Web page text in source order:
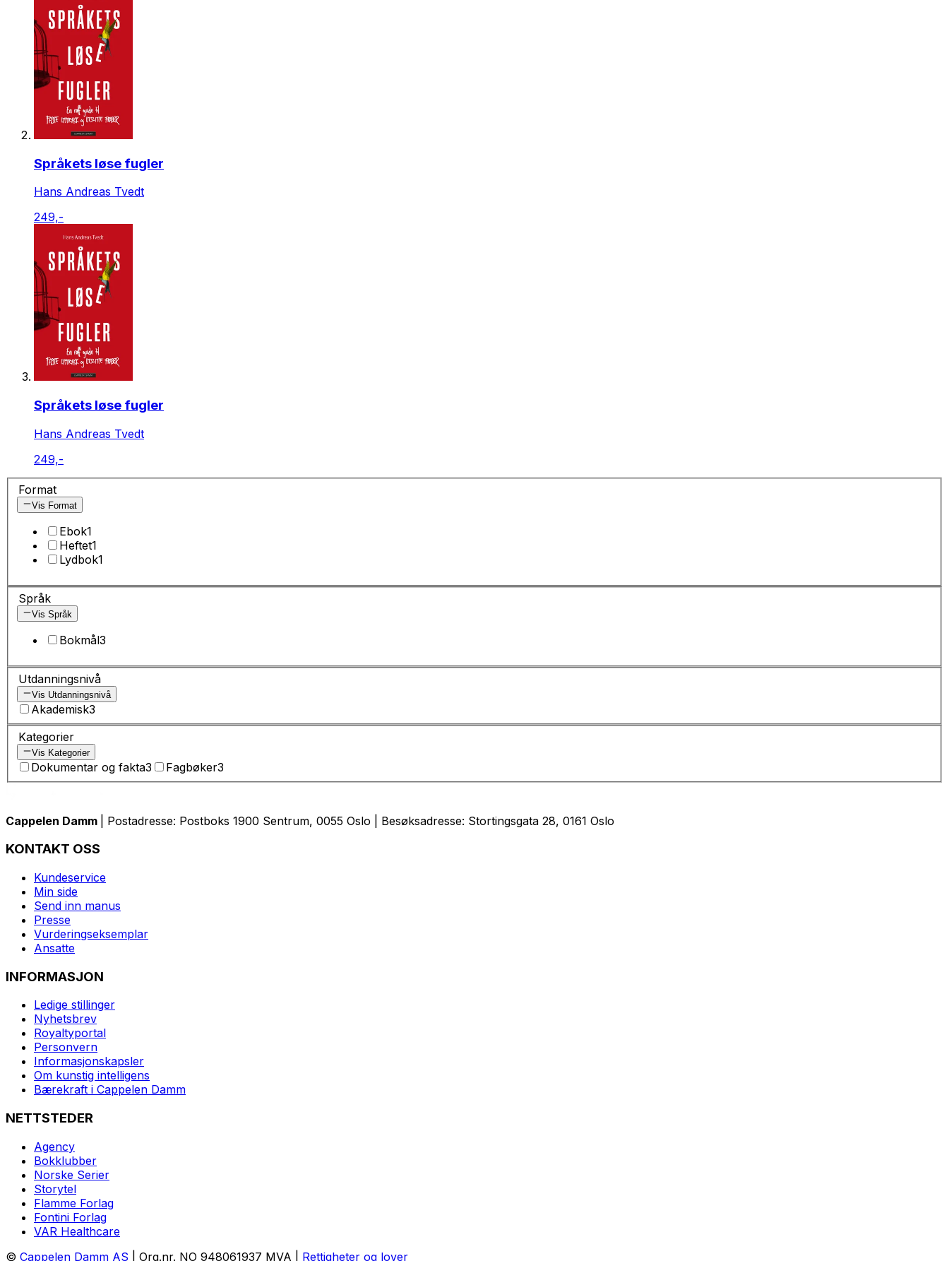
Språkets løse fugler
Hans Andreas Tvedt
249,-
Språkets løse fugler
Hans Andreas Tvedt
249,-
Format
Vis Format
Ebok1
Heftet1
Lydbok1
Språk
Vis Språk
Bokmål3
Utdanningsnivå
Vis Utdanningsnivå
Akademisk3
Kategorier
Vis Kategorier
Dokumentar og fakta3 Fagbøker3
Cappelen Damm | Postadresse: Postboks 1900 Sentrum, 0055 Oslo | Besøksadresse: Stortingsgata 28, 0161 Oslo
KONTAKT OSS
Kundeservice
Min side
Send inn manus
Presse
Vurderingseksemplar
Ansatte
INFORMASJON
Ledige stillinger
Nyhetsbrev
Royaltyportal
Personvern
Informasjonskapsler
Om kunstig intelligens
Bærekraft i Cappelen Damm
NETTSTEDER
Agency
Bokklubber
Norske Serier
Storytel
Flamme Forlag
Fontini Forlag
VAR Healthcare
© Cappelen Damm AS | Org.nr. NO 948061937 MVA | Rettigheter og lover